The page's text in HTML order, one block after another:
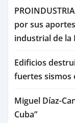
por sus
industrial de la
Edificios
fuertes sismos
Miguel Díaz-
Cuba”